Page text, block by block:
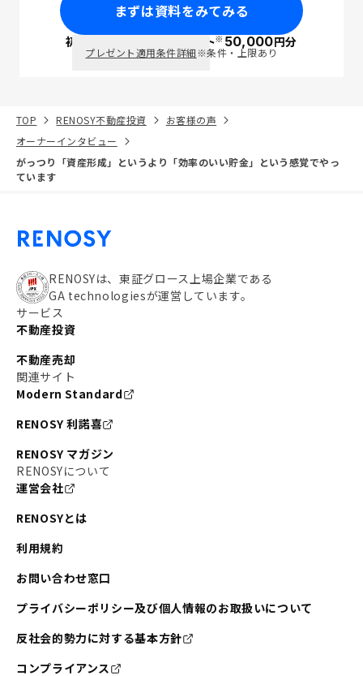
まずは資料をみてみる
初回面談で ポイント※50,000円分
プレゼント適用条件詳細※条件・上限あり
TOP RENOSY不動産投資
お客様の声
オーナーインタビュー
がっつり「資産形成」というより「効率のいい貯金」という感覚でやっ
ています
RENOSYは、東証グロース上場企業である
GA technologiesが運営しています。
サービス
不動産投資
不動産売却
関連サイト
Modern Standard
RENOSY 利諾喜
RENOSY マガジン
RENOSYについて
運営会社
RENOSYとは
利用規約
お問い合わせ窓口
プライバシーポリシー及び個人情報のお取扱いについて
反社会的勢力に対する基本方針
コンプライアンス